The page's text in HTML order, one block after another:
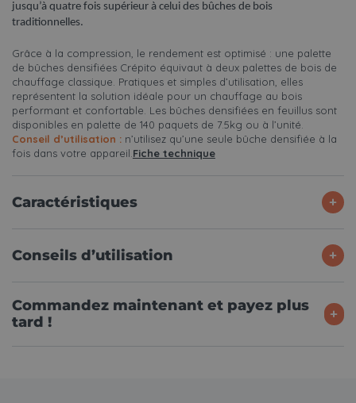
jusqu’à quatre fois supérieur à celui des bûches de bois
traditionnelles.
Grâce à la compression, le rendement est optimisé : une palette
de bûches densifiées Crépito équivaut à deux palettes de bois de
chauffage classique. Pratiques et simples d’utilisation, elles
représentent la solution idéale pour un chauffage au bois
performant et confortable. Les bûches densifiées en feuillus sont
disponibles en palette de 140 paquets de 7.5kg ou à l’unité.
Conseil d’utilisation :n’utilisez qu’une seule bûche densifiée à la
fois dans votre appareil.Fiche technique
Caractéristiques
Conseils d’utilisation
Commandez maintenant et payez plus
tard !